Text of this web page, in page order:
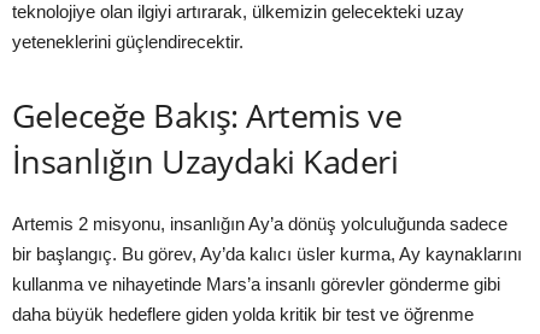
teknolojiye olan ilgiyi artırarak, ülkemizin gelecekteki uzay
yeteneklerini güçlendirecektir.
Geleceğe Bakış: Artemis ve
İnsanlığın Uzaydaki Kaderi
Artemis 2 misyonu, insanlığın Ay’a dönüş yolculuğunda sadece
bir başlangıç. Bu görev, Ay’da kalıcı üsler kurma, Ay kaynaklarını
kullanma ve nihayetinde Mars’a insanlı görevler gönderme gibi
daha büyük hedeflere giden yolda kritik bir test ve öğrenme